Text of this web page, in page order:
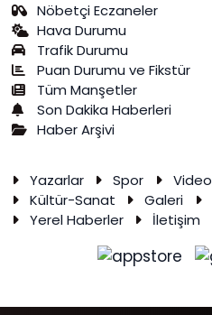
Nöbetçi Eczaneler
Hava Durumu
Trafik Durumu
Puan Durumu ve Fikstür
Tüm Manşetler
Son Dakika Haberleri
Haber Arşivi
Yazarlar Spor Video
Kültür-Sanat
Galeri
Yerel Haberler
İletişim